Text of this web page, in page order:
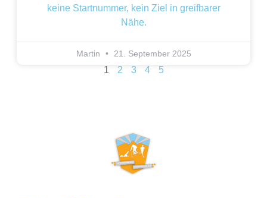
keine Startnummer, kein Ziel in greifbarer
Nähe.
Martin 21. September 2025
1 2 3 4 5